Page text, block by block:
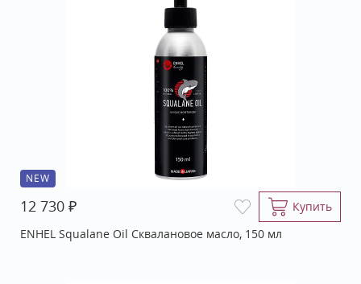
NEW
12 730 ₽
Купить
ENHEL Squalane Oil Сквалановое масло, 150 мл